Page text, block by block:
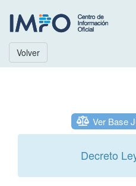
Volver
Ver Base
Decreto